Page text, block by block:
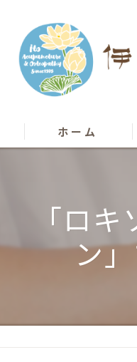
ホーム
「ロ
ン